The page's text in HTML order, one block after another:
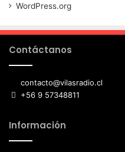
WordPress.org
Contáctanos
contacto@vilasradio.cl
+56 9 57348811
Información